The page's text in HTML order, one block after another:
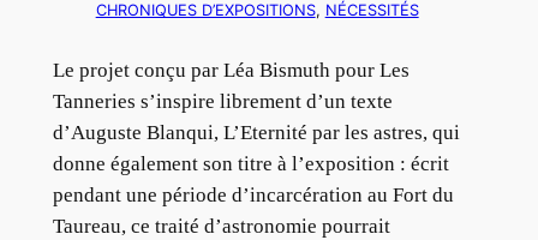
CHRONIQUES D’EXPOSITIONS, NÉCESSITÉS
Le projet conçu par Léa Bismuth pour Les
Tanneries s’inspire librement d’un texte
d’Auguste Blanqui, L’Eternité par les astres, qui
donne également son titre à l’exposition : écrit
pendant une période d’incarcération au Fort du
Taureau, ce traité d’astronomie pourrait